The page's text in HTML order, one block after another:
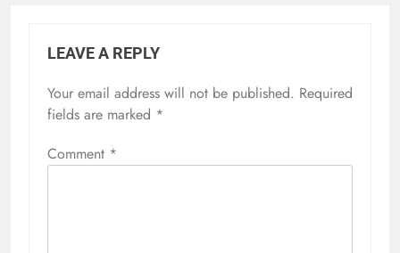
LEAVE A REPLY
Your email address will not be published. Required
fields are marked *
Comment *